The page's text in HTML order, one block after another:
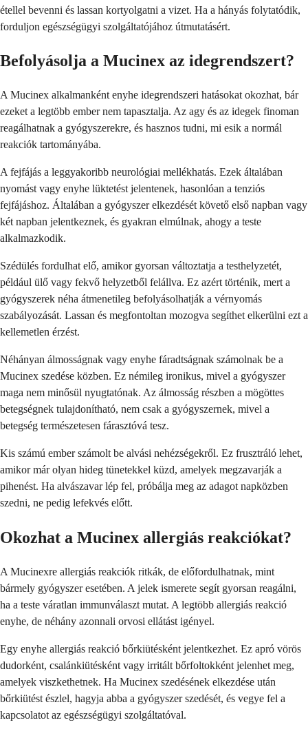
étellel bevenni és lassan kortyolgatni a vizet. Ha a hányás folytatódik,
forduljon egészségügyi szolgáltatójához útmutatásért.
Befolyásolja a Mucinex az idegrendszert?
A Mucinex alkalmanként enyhe idegrendszeri hatásokat okozhat, bár
ezeket a legtöbb ember nem tapasztalja. Az agy és az idegek finoman
reagálhatnak a gyógyszerekre, és hasznos tudni, mi esik a normál
reakciók tartományába.
A fejfájás a leggyakoribb neurológiai mellékhatás. Ezek általában
nyomást vagy enyhe lüktetést jelentenek, hasonlóan a tenziós
fejfájáshoz. Általában a gyógyszer elkezdését követő első napban vagy
két napban jelentkeznek, és gyakran elmúlnak, ahogy a teste
alkalmazkodik.
Szédülés fordulhat elő, amikor gyorsan változtatja a testhelyzetét,
például ülő vagy fekvő helyzetből felállva. Ez azért történik, mert a
gyógyszerek néha átmenetileg befolyásolhatják a vérnyomás
szabályozását. Lassan és megfontoltan mozogva segíthet elkerülni ezt a
kellemetlen érzést.
Néhányan álmosságnak vagy enyhe fáradtságnak számolnak be a
Mucinex szedése közben. Ez némileg ironikus, mivel a gyógyszer
maga nem minősül nyugtatónak. Az álmosság részben a mögöttes
betegségnek tulajdonítható, nem csak a gyógyszernek, mivel a
betegség természetesen fárasztóvá tesz.
Kis számú ember számolt be alvási nehézségekről. Ez frusztráló lehet,
amikor már olyan hideg tünetekkel küzd, amelyek megzavarják a
pihenést. Ha alvászavar lép fel, próbálja meg az adagot napközben
szedni, ne pedig lefekvés előtt.
Okozhat a Mucinex allergiás reakciókat?
A Mucinexre allergiás reakciók ritkák, de előfordulhatnak, mint
bármely gyógyszer esetében. A jelek ismerete segít gyorsan reagálni,
ha a teste váratlan immunválaszt mutat. A legtöbb allergiás reakció
enyhe, de néhány azonnali orvosi ellátást igényel.
Egy enyhe allergiás reakció bőrkiütésként jelentkezhet. Ez apró vörös
dudorként, csalánkiütésként vagy irritált bőrfoltokként jelenhet meg,
amelyek viszkethetnek. Ha Mucinex szedésének elkezdése után
bőrkiütést észlel, hagyja abba a gyógyszer szedését, és vegye fel a
kapcsolatot az egészségügyi szolgáltatóval.